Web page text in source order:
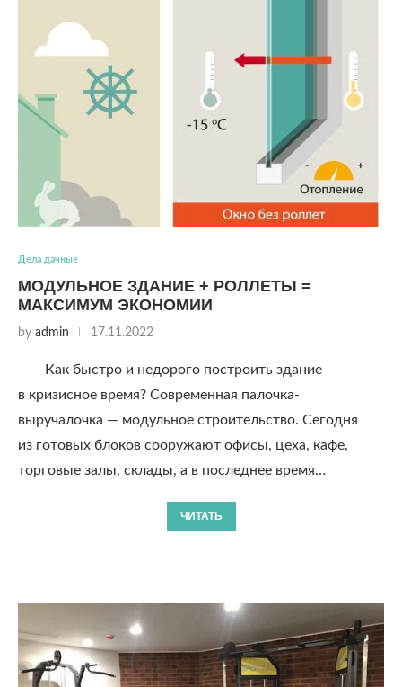
Дела дачные
МОДУЛЬНОЕ ЗДАНИЕ + РОЛЛЕТЫ =
МАКСИМУМ ЭКОНОМИИ
by admin 17.11.2022
Как быстро и недорого построить здание
в кризисное время? Современная палочка-
выручалочка — модульное строительство. Сегодня
из готовых блоков сооружают офисы, цеха, кафе,
торговые залы, склады, а в последнее время…
ЧИТАТЬ